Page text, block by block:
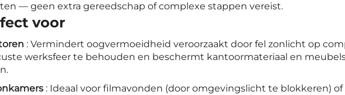
— geen extra gereedschap of complexe stappen vereist.
voor
: Vermindert oogvermoeidheid veroorzaakt door fel zonlicht op
werksfeer te behouden en beschermt kantoormateriaal en
: Ideaal voor filmavonden (door omgevingslicht te blokkeren) of